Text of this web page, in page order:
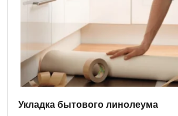
Укладка бытового линолеума